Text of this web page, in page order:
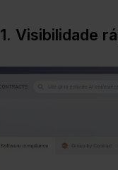
1. Visibilidade